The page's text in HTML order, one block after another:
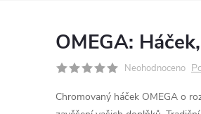
OMEGA:
Neohodnoceno
Chromovaný háček OMEGA o